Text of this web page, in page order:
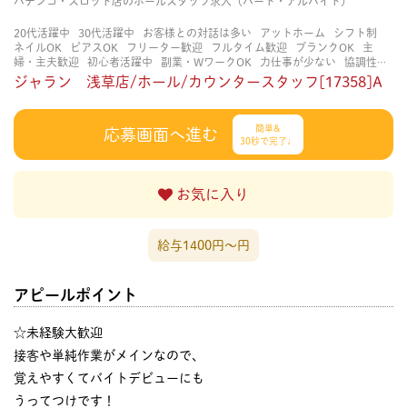
20代活躍中 30代活躍中 お客様との対話は多い アットホーム
シフト制
ネイルOK
ピアスOK フリーター歓迎 フルタイム歓迎 ブランクOK
主
婦・主夫歓迎
初心者活躍中 副業・WワークOK 力仕事が少ない
協調性が
ある
即日勤務OK 土日祝のみOK 大学生歓迎 平日のみOK
扶養内勤務
OK
決められた時間できっちり 知識・経験不要 研修あり 立ち仕事
経験
長く働ける
ジャラン 浅草店/ホール/カウンタースタッフ[17358]A
応募画面へ進む
簡単&
30秒で完了♩
お気に入り
給与1400円〜円
アピールポイント
☆未経験大歓迎
接客や単純作業がメインなので、
覚えやすくてバイトデビューにも
うってつけです！